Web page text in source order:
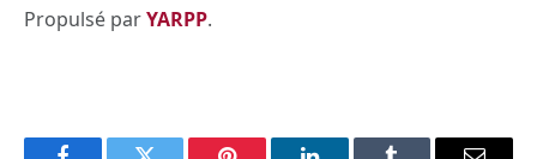
Propulsé parYARPP.